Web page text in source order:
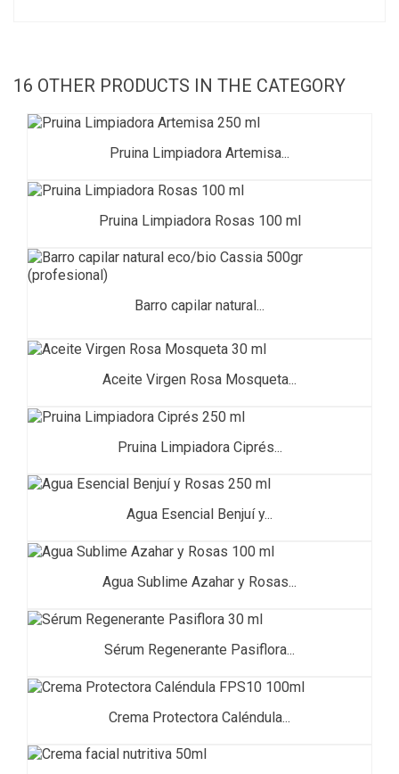
16 OTHER PRODUCTS IN THE CATEGORY
Pruina Limpiadora Artemisa...
Pruina Limpiadora Rosas 100 ml
Barro capilar natural...
Aceite Virgen Rosa Mosqueta...
Pruina Limpiadora Ciprés...
Agua Esencial Benjuí y...
Agua Sublime Azahar y Rosas...
Sérum Regenerante Pasiflora...
Crema Protectora Caléndula...